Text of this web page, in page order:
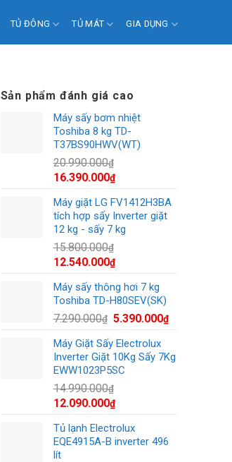
TỦ ĐÔNG TỦ MÁT GIA DỤNG
Sản phẩm đánh giá cao
Máy sấy bơm nhiệt
Toshiba 8 kg TD-
T37BS90HWV(WT)
20.990.000₫
Giá
là:
20.990.000₫.
16.390.000₫Giá
tại
là:
16.390.000₫.
Máy giặt LG FV1412H3BA
tích hợp sấy Inverter giặt
12 kg - sấy 7 kg
15.800.000₫
Giá
là:
15.800.000₫.
12.540.000₫Giá
tại
là:
12.540.000₫.
Máy sấy thông hơi 7 kg
Toshiba TD-H80SEV(SK)
7.290.000₫ Giá
là:
7.290.000₫.
5.390.000₫Giá
là:
Máy Giặt Sấy Electrolux
Inverter Giặt 10Kg Sấy 7Kg
EWW1023P5SC
14.990.000₫
Giá
là:
14.990.000₫.
12.090.000₫Giá
tại
là:
Tủ lạnh Electrolux
EQE4915A-B inverter 496
lít